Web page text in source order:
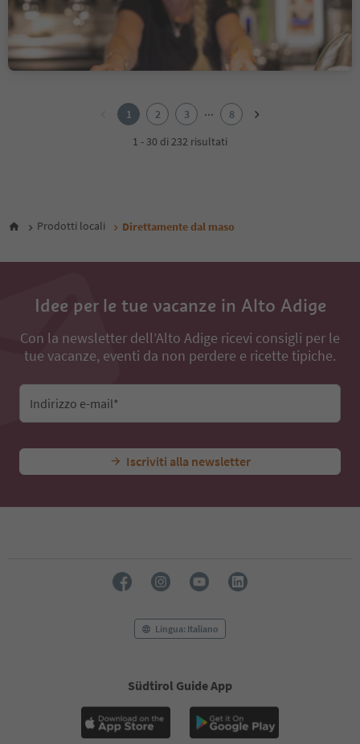
pasticceria con Cafè
1 2 3 ...
8
1 - 30 di 232 risultati
Prodotti locali Direttamente dal maso
Idee per le tue vacanze in Alto Adige
Con la newsletter dell’Alto Adige ricevi consigli per le
tue vacanze, eventi da non perdere e ricette tipiche.
Indirizzo e-mail*
Iscriviti alla newsletter
Lingua: Italiano
Südtirol Guide App